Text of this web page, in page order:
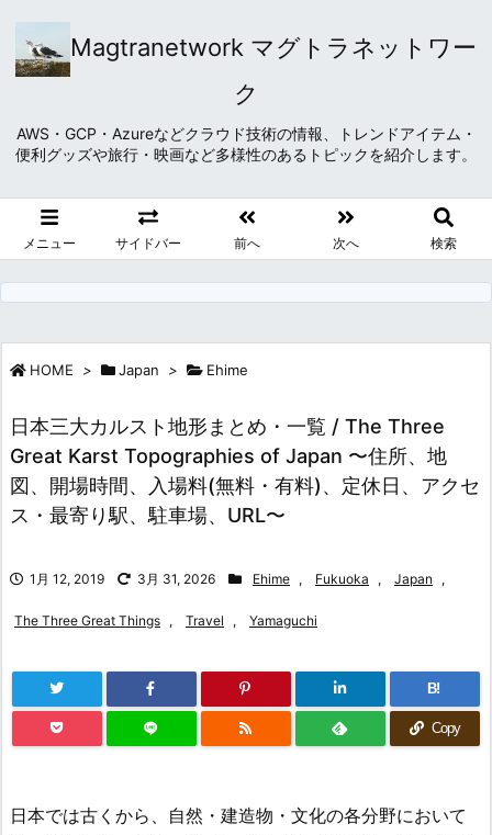
Magtranetwork マグトラネットワー
ク
AWS・GCP・Azureなどクラウド技術の情報、トレンドアイテム・
便利グッズや旅行・映画など多様性のあるトピックを紹介します。
メニュー サイドバー 前へ 次へ 検索
HOME > Japan > Ehime
日本三大カルスト地形まとめ・一覧 / The Three
Great Karst Topographies of Japan 〜住所、地
図、開場時間、入場料(無料・有料)、定休日、アクセ
ス・最寄り駅、駐車場、URL〜
1月 12, 2019 3月 31, 2026 Ehime , Fukuoka , Japan ,
The Three Great Things , Travel , Yamaguchi
B!
Copy
日本では古くから、自然・建造物・文化の各分野において